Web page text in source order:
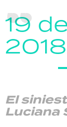
19
2018
El
Luciana